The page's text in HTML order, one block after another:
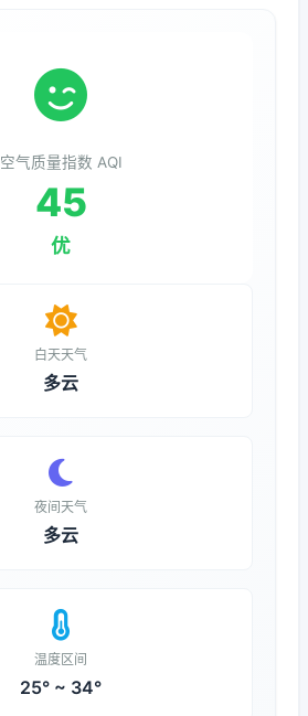
空气质量指数 AQI
45
优
白天天气
多云
夜间天气
多云
温度区间
25° ~ 34°